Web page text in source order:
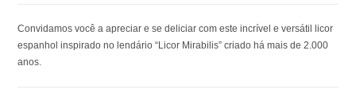
Convidamos você a apreciar e se deliciar com este incrível e versátil licor
espanhol inspirado no lendário “Licor Mirabilis” criado há mais de 2.000
anos.